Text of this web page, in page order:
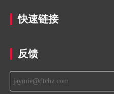
快速链接
反馈